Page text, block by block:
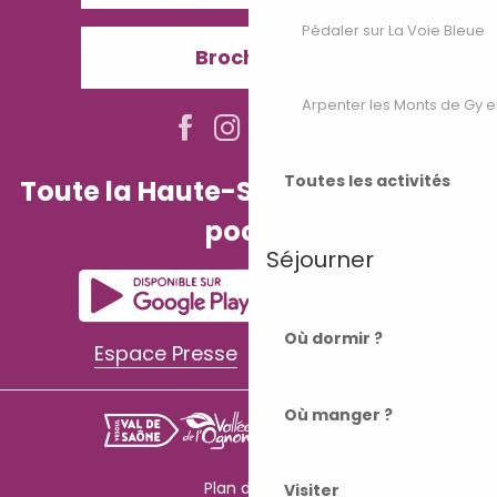
Pédaler sur La Voie Bleue
Arpenter les Monts de Gy
Toutes les activités
Séjourner
Où dormir ?
Où manger ?
Visiter
Brochures
Toute la Haute-Saône dans votre
poche
Espace Presse Espace Pro
Plan du site